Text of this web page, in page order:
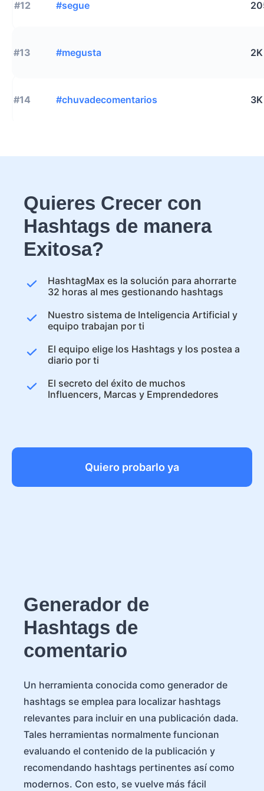
#12 #segue
#13 #megusta 2K
#14 #chuvadecomentarios 3K
Quieres Crecer con
Hashtags de manera
Exitosa?
HashtagMax es la solución para ahorrarte
32 horas al mes gestionando hashtags
Nuestro sistema de Inteligencia Artificial y
equipo trabajan por ti
El equipo elige los Hashtags y los postea a
diario por ti
El secreto del éxito de muchos
Influencers, Marcas y Emprendedores
Quiero probarlo ya
Generador de
Hashtags de
comentario
Un herramienta conocida como generador de
hashtags se emplea para localizar hashtags
relevantes para incluir en una publicación dada.
Tales herramientas normalmente funcionan
evaluando el contenido de la publicación y
recomendando hashtags pertinentes así como
modernos. Con esto, se vuelve más fácil